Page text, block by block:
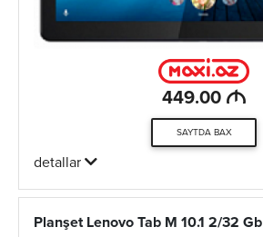
449.00 M
SAYTDA BAX
detallar
Planşet Lenovo Tab M 10.1 2/32 Gb